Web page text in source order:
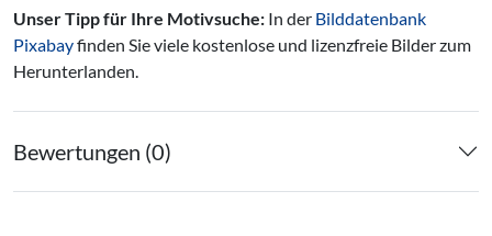
Unser Tipp für Ihre Motivsuche: In der Bilddatenbank
Pixabayfinden Sie viele kostenlose und lizenzfreie Bilder zum
Herunterlanden.
Bewertungen (0)